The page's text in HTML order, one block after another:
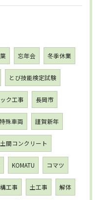
忘年会 冬季休業
とび技能検定試験
ク工事 長岡市
特殊車両 謹賀新年
土間コンクリート
KOMATU コマツ
工事 土工事 解体